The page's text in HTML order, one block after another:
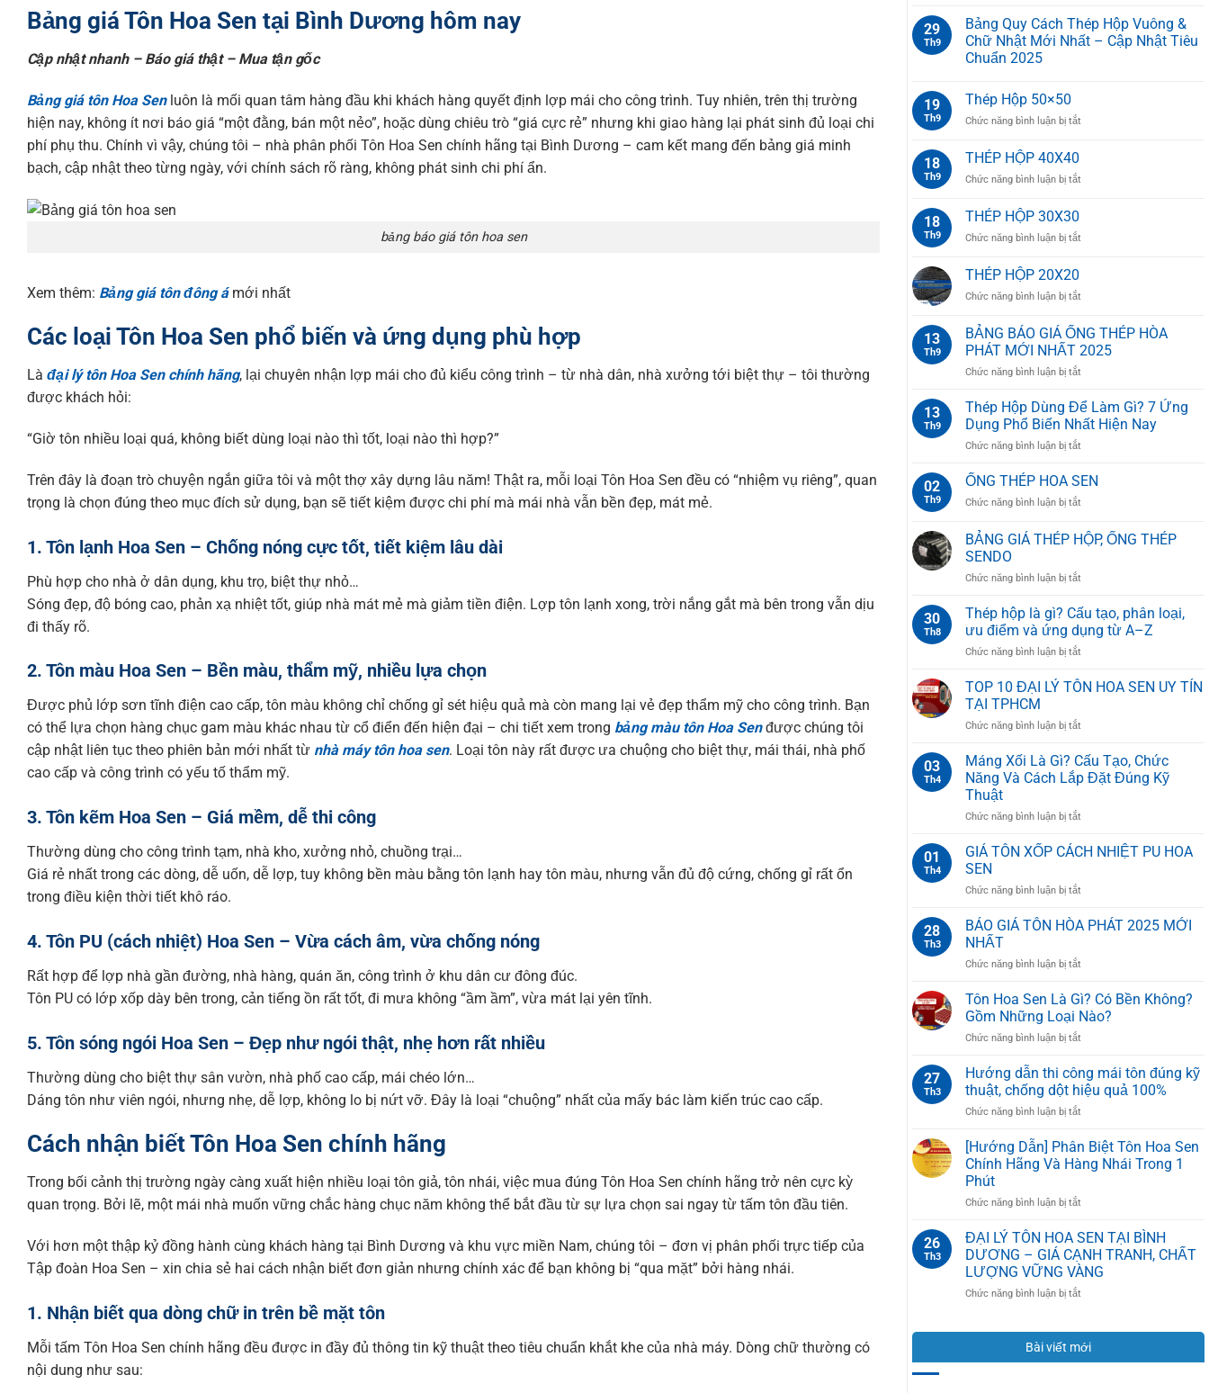
Bảng giá Tôn Hoa Sen tại Bình Dương hôm nay
Cập nhật nhanh – Báo giá thật – Mua tận gốc
Bảng giá tôn Hoa Senluôn là mối quan tâm hàng đầu khi khách hàng quyết định lợp mái cho công trình. Tuy nhiên, trên thị trường
hiện nay, không ít nơi báo giá “một đằng, bán một nẻo”, hoặc dùng chiêu trò “giá cực rẻ” nhưng khi giao hàng lại phát sinh đủ loại chi
phí phụ thu. Chính vì vậy, chúng tôi – nhà phân phối Tôn Hoa Sen chính hãng tại Bình Dương – cam kết mang đến bảng giá minh
bạch, cập nhật theo từng ngày, với chính sách rõ ràng, không phát sinh chi phí ẩn.
bảng báo giá tôn hoa sen
Xem thêm: Bảng giá tôn đông ámới nhất
Các loại Tôn Hoa Sen phổ biến và ứng dụng phù hợp
Là đại lý tôn Hoa Sen chính hãng, lại chuyên nhận lợp mái cho đủ kiểu công trình – từ nhà dân, nhà xưởng tới biệt thự – tôi thường
được khách hỏi:
“Giờ tôn nhiều loại quá, không biết dùng loại nào thì tốt, loại nào thì hợp?”
Trên đây là đoạn trò chuyện ngắn giữa tôi và một thợ xây dựng lâu năm! Thật ra, mỗi loại Tôn Hoa Sen đều có “nhiệm vụ riêng”, quan
trọng là chọn đúng theo mục đích sử dụng, bạn sẽ tiết kiệm được chi phí mà mái nhà vẫn bền đẹp, mát mẻ.
1. Tôn lạnh Hoa Sen – Chống nóng cực tốt, tiết kiệm lâu dài
Phù hợp cho nhà ở dân dụng, khu trọ, biệt thự nhỏ…
Sóng đẹp, độ bóng cao, phản xạ nhiệt tốt, giúp nhà mát mẻ mà giảm tiền điện. Lợp tôn lạnh xong, trời nắng gắt mà bên trong vẫn dịu
đi thấy rõ.
2. Tôn màu Hoa Sen – Bền màu, thẩm mỹ, nhiều lựa chọn
Được phủ lớp sơn tĩnh điện cao cấp, tôn màu không chỉ chống gỉ sét hiệu quả mà còn mang lại vẻ đẹp thẩm mỹ cho công trình. Bạn
có thể lựa chọn hàng chục gam màu khác nhau từ cổ điển đến hiện đại – chi tiết xem trong bảng màu tôn Hoa Senđược chúng tôi
cập nhật liên tục theo phiên bản mới nhất từ nhà máy tôn hoa sen. Loại tôn này rất được ưa chuộng cho biệt thự, mái thái, nhà phố
cao cấp và công trình có yếu tố thẩm mỹ.
3. Tôn kẽm Hoa Sen – Giá mềm, dễ thi công
Thường dùng cho công trình tạm, nhà kho, xưởng nhỏ, chuồng trại…
Giá rẻ nhất trong các dòng, dễ uốn, dễ lợp, tuy không bền màu bằng tôn lạnh hay tôn màu, nhưng vẫn đủ độ cứng, chống gỉ rất ổn
trong điều kiện thời tiết khô ráo.
4. Tôn PU (cách nhiệt) Hoa Sen – Vừa cách âm, vừa chống nóng
Rất hợp để lợp nhà gần đường, nhà hàng, quán ăn, công trình ở khu dân cư đông đúc.
Tôn PU có lớp xốp dày bên trong, cản tiếng ồn rất tốt, đi mưa không “ầm ầm”, vừa mát lại yên tĩnh.
5. Tôn sóng ngói Hoa Sen – Đẹp như ngói thật, nhẹ hơn rất nhiều
Thường dùng cho biệt thự sân vườn, nhà phố cao cấp, mái chéo lớn…
Dáng tôn như viên ngói, nhưng nhẹ, dễ lợp, không lo bị nứt vỡ. Đây là loại “chuộng” nhất của mấy bác làm kiến trúc cao cấp.
Cách nhận biết Tôn Hoa Sen chính hãng
Trong bối cảnh thị trường ngày càng xuất hiện nhiều loại tôn giả, tôn nhái, việc mua đúng Tôn Hoa Sen chính hãng trở nên cực kỳ
quan trọng. Bởi lẽ, một mái nhà muốn vững chắc hàng chục năm không thể bắt đầu từ sự lựa chọn sai ngay từ tấm tôn đầu tiên.
Với hơn một thập kỷ đồng hành cùng khách hàng tại Bình Dương và khu vực miền Nam, chúng tôi – đơn vị phân phối trực tiếp của
Tập đoàn Hoa Sen – xin chia sẻ hai cách nhận biết đơn giản nhưng chính xác để bạn không bị “qua mặt” bởi hàng nhái.
1. Nhận biết qua dòng chữ in trên bề mặt tôn
Mỗi tấm Tôn Hoa Sen chính hãng đều được in đầy đủ thông tin kỹ thuật theo tiêu chuẩn khắt khe của nhà máy. Dòng chữ thường có
nội dung như sau:
29
Th9
Bảng Quy Cách Thép Hộp Vuông &
Chữ Nhật Mới Nhất – Cập Nhật Tiêu
Chuẩn 2025
19
Th9
Thép Hộp 50×50
Chức năng bình luận bị tắt
18
Th9
THÉP HỘP 40X40
Chức năng bình luận bị tắt
18
Th9
THÉP HỘP 30X30
Chức năng bình luận bị tắt
THÉP HỘP 20X20
Chức năng bình luận bị tắt
HỘP
20X20
13
Th9
BẢNG BÁO GIÁ ỐNG THÉP HÒA
PHÁT MỚI NHẤT 2025
Chức năng bình luận bị tắt
BÁO
GIÁ
ỐNG
THÉP
PHÁT
NHẤT
13
Th9
Thép Hộp Dùng Để Làm Gì? 7 Ứng
Dụng Phổ Biến Nhất Hiện Nay
Chức năng bình luận bị tắt
Hộp
Để
Gì?
Dụng
Biến
Nhất
02
Th9
ỐNG THÉP HOA SEN
Chức năng bình luận bị tắt
THÉP
HOA
BẢNG GIÁ THÉP HỘP, ỐNG THÉP
SENDO
Chức năng bình luận bị tắt
GIÁ
THÉP
HỘP,
ỐNG
SENDO
30
Th8
Thép hộp là gì? Cấu tạo, phân loại,
ưu điểm và ứng dụng từ A–Z
Chức năng bình luận bị tắt
hộp
Cấu
phân
loại,
và
dụng
Z
TOP 10 ĐẠI LÝ TÔN HOA SEN UY TÍN
TẠI TPHCM
Chức năng bình luận bị tắt
10
ĐẠI
LÝ
HOA
UY
TPHCM
03
Th4
Máng Xối Là Gì? Cấu Tạo, Chức
Năng Và Cách Lắp Đặt Đúng Kỹ
Thuật
Chức năng bình luận bị tắt
Xối
Cấu
Chức
Cách
Đặt
Đúng
01
Th4
GIÁ TÔN XỐP CÁCH NHIỆT PU HOA
SEN
Chức năng bình luận bị tắt
TÔN
NHIỆT
HOA
SEN
28
Th3
BÁO GIÁ TÔN HÒA PHÁT 2025 MỚI
NHẤT
Chức năng bình luận bị tắt
GIÁ
TÔN
HÒA
PHÁT
MỚI
NHẤT
Tôn Hoa Sen Là Gì? Có Bền Không?
Gồm Những Loại Nào?
Chức năng bình luận bị tắt
Hoa
Sen
Là
Gì?
Bền
Không?
Gồm
Loại
27
Th3
Hướng dẫn thi công mái tôn đúng kỹ
thuật, chống dột hiệu quả 100%
Chức năng bình luận bị tắt
dẫn
công
tôn
kỹ
thuật,
chống
dột
hiệu
[Hướng Dẫn] Phân Biệt Tôn Hoa Sen
Chính Hãng Và Hàng Nhái Trong 1
Phút
Chức năng bình luận bị tắt
Dẫn]
Phân
Biệt
Tôn
Hoa
Hãng
Và
26
Th3
ĐẠI LÝ TÔN HOA SEN TẠI BÌNH
DƯƠNG – GIÁ CẠNH TRANH, CHẤT
LƯỢNG VỮNG VÀNG
Chức năng bình luận bị tắt
HOA
Bài viết mới